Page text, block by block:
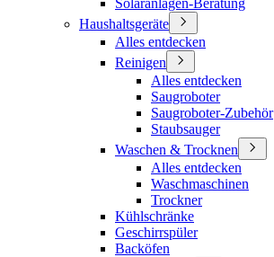
Solaranlagen-Beratung
Haushaltsgeräte
Alles entdecken
Reinigen
Alles entdecken
Saugroboter
Saugroboter-Zubehör
Staubsauger
Waschen & Trocknen
Alles entdecken
Waschmaschinen
Trockner
Kühlschränke
Geschirrspüler
Backöfen